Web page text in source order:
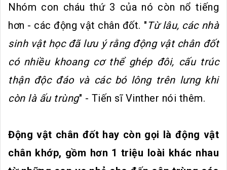
Nhóm con cháu thứ 3 của nó còn nổ tiếng
hơn - các động vật chân đốt. "Từ lâu, các nhà
sinh vật học đã lưu ý rằng động vật chân đốt
có nhiều khoang cơ thể ghép đôi, cấu trúc
thận độc đáo và các bó lông trên lưng khi
còn là ấu trùng" - Tiến sĩ Vinther nói thêm.
Động vật chân đốt hay còn gọi là động vật
chân khớp, gồm hơn 1 triệu loài khác nhau